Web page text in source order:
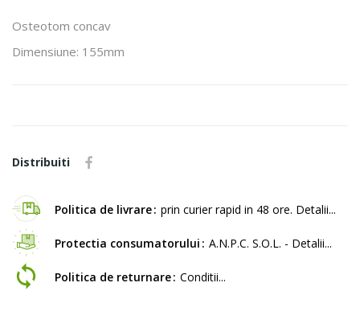
Osteotom concav
Dimensiune: 155mm
Distribuiti
Politica de livrare prin curier rapid in 48 ore. Detalii...
Protectia consumatorului A.N.P.C. S.O.L. - Detalii...
Politica de returnare Conditii...